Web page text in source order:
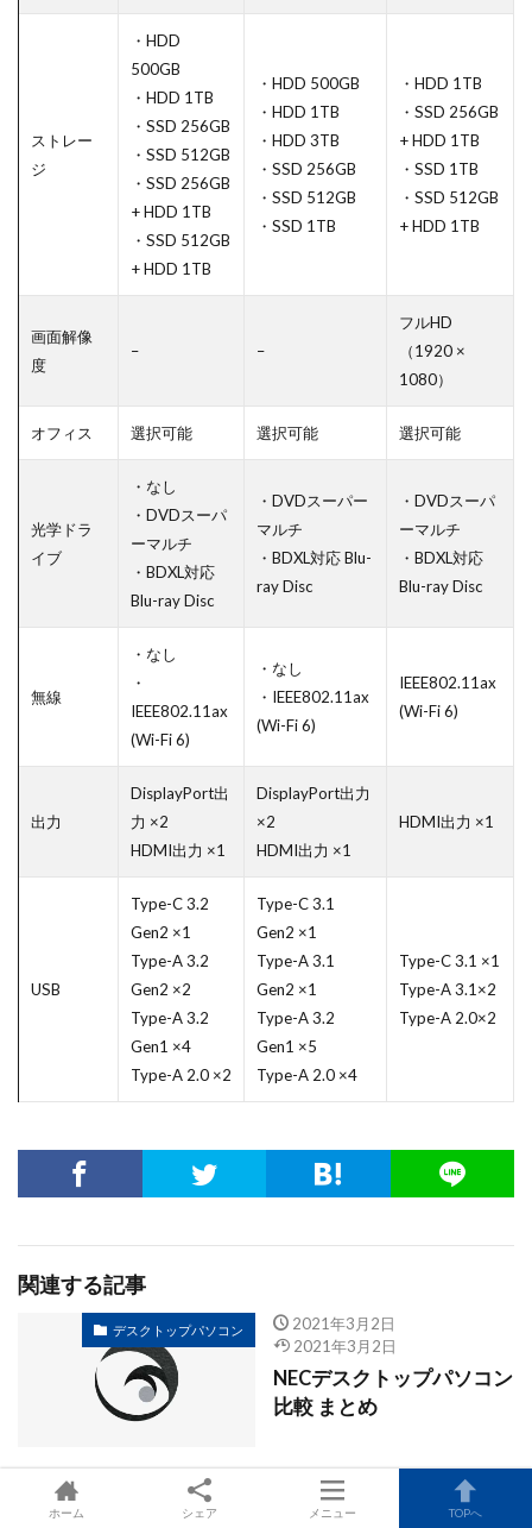
ストレー
ジ
・HDD
500GB
・HDD 1TB
・SSD 256GB
・SSD 512GB
・SSD 256GB
+ HDD 1TB
・SSD 512GB
+ HDD 1TB
・HDD 500GB
・HDD 1TB
・HDD 3TB
・SSD 256GB
・SSD 512GB
・SSD 1TB
・HDD 1TB
・SSD 256GB
+ HDD 1TB
・SSD 1TB
・SSD 512GB
+ HDD 1TB
画面解像
度
– –
フルHD
（1920 ×
1080）
オフィス 選択可能 選択可能 選択可能
光学ドラ
イブ
・なし
・DVDスーパ
ーマルチ
・BDXL対応
Blu-ray Disc
・DVDスーパー
マルチ
・BDXL対応 Blu-
ray Disc
・DVDスーパ
ーマルチ
・BDXL対応
Blu-ray Disc
無線
・なし
・
IEEE802.11ax
(Wi-Fi 6)
・なし
・IEEE802.11ax
(Wi-Fi 6)
IEEE802.11ax
(Wi-Fi 6)
出力
DisplayPort出
力 ×2
HDMI出力 ×1
DisplayPort出力
×2
HDMI出力 ×1
HDMI出力 ×1
USB
Type-C 3.2
Gen2 ×1
Type-A 3.2
Gen2 ×2
Type-A 3.2
Gen1 ×4
Type-A 2.0 ×2
Type-C 3.1
Gen2 ×1
Type-A 3.1
Gen2 ×1
Type-A 3.2
Gen1 ×5
Type-A 2.0 ×4
Type-C 3.1 ×1
Type-A 3.1×2
Type-A 2.0×2
関連する記事
デスクトップパソコン
2021年3月2日
2021年3月2日
NECデスクトップパソコン
比較 まとめ
デスクトップパソコン
2021年2月10日
2021年2月24日
ホーム シェア メニュー TOPへ